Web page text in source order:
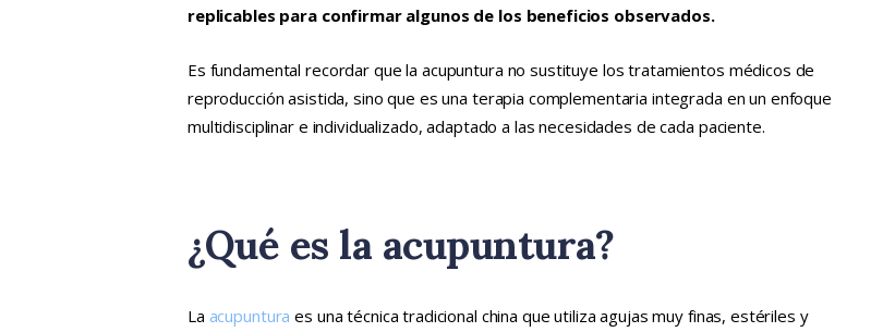
replicables para confirmar algunos de los beneficios observados.
Es fundamental recordar que la acupuntura no sustituye los tratamientos médicos de
reproducción asistida, sino que es una terapia complementaria integrada en un enfoque
multidisciplinar e individualizado, adaptado a las necesidades de cada paciente.
¿Qué es la acupuntura?
La acupuntura es una técnica tradicional china que utiliza agujas muy finas, estériles y